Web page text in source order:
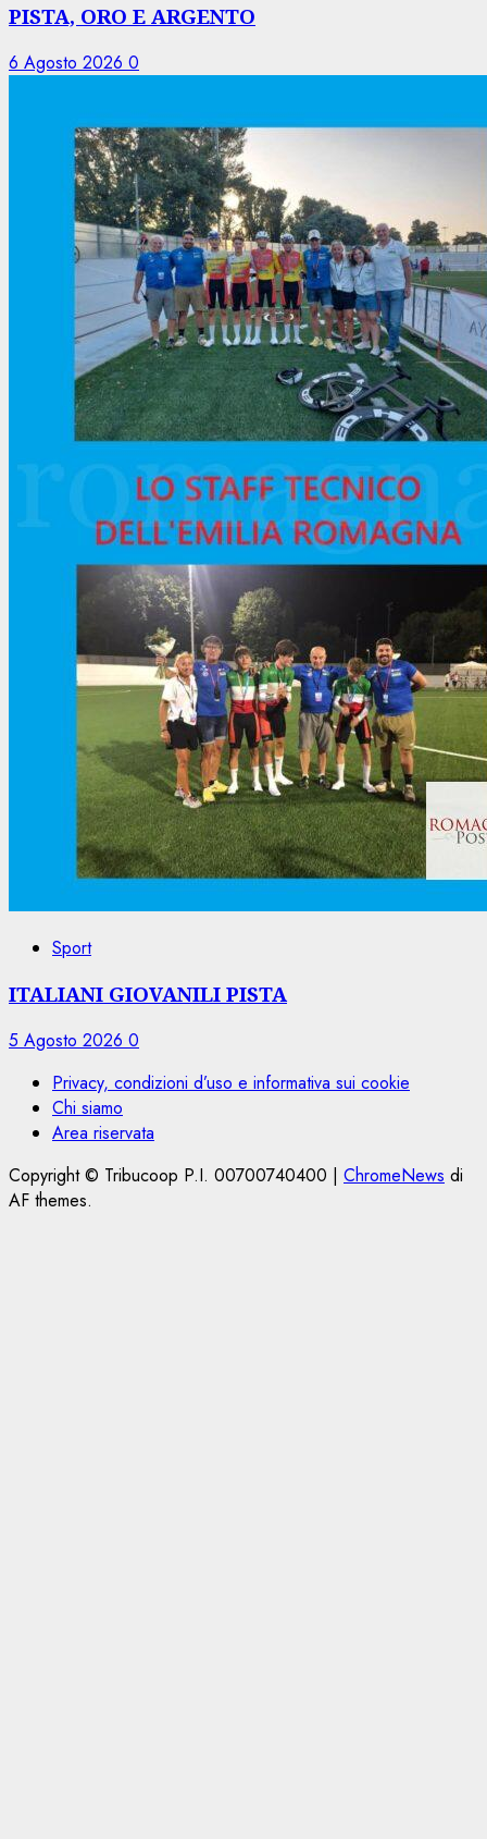
PISTA, ORO E ARGENTO
6 Agosto 2026 0
Sport
ITALIANI GIOVANILI PISTA
5 Agosto 2026 0
Privacy, condizioni d’uso e informativa sui cookie
Chi siamo
Area riservata
Copyright © Tribucoop P.I. 00700740400 | ChromeNews di
AF themes.